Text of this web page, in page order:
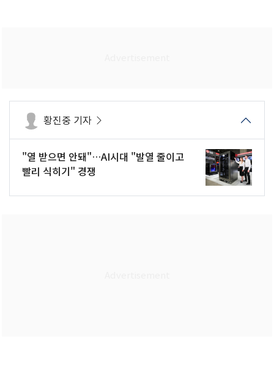
황진중 기자
"열 받으면 안돼"…AI시대 "발열 줄이고
빨리 식히기" 경쟁